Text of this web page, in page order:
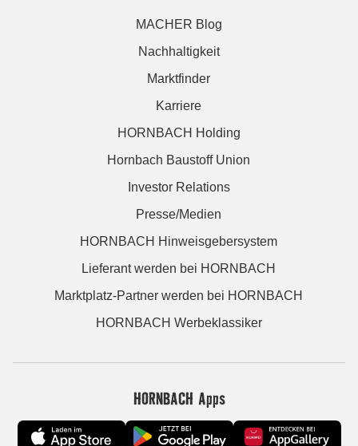
MACHER Blog
Nachhaltigkeit
Marktfinder
Karriere
HORNBACH Holding
Hornbach Baustoff Union
Investor Relations
Presse/Medien
HORNBACH Hinweisgebersystem
Lieferant werden bei HORNBACH
Marktplatz-Partner werden bei HORNBACH
HORNBACH Werbeklassiker
HORNBACH Apps